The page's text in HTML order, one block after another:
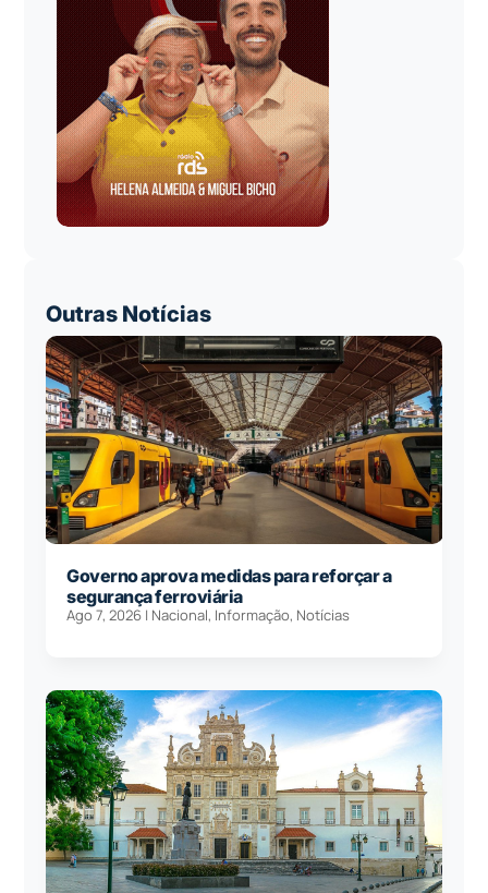
Outras Notícias
Governo aprova medidas para reforçar a
segurança ferroviária
Ago 7, 2026 | Nacional, Informação, Notícias